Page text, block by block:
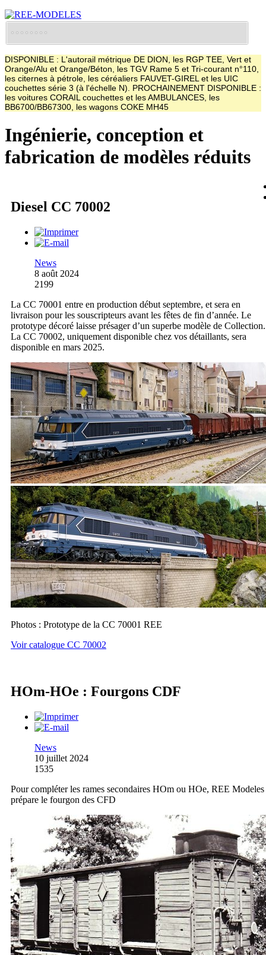
DISPONIBLE : L'autorail métrique DE DION, les RGP TEE, Vert et
Orange/Alu et Orange/Béton, les TGV Rame 5 et Tri-courant n°110,
les citernes à pétrole, les céréaliers FAUVET-GIREL et les UIC
couchettes série 3 (à l'échelle N). PROCHAINEMENT DISPONIBLE :
les voitures CORAIL couchettes et les AMBULANCES, les
BB6700/BB67300, les wagons COKE MH45
Ingénierie, conception et
fabrication de modèles réduits
Diesel CC 70002
News
8 août 2024
2199
La CC 70001 entre en production début septembre, et sera en
livraison pour les souscripteurs avant les fêtes de fin d’année. Le
prototype décoré laisse présager d’un superbe modèle de Collection.
La CC 70002, uniquement disponible chez vos détaillants, sera
disponible en mars 2025.
Photos : Prototype de la CC 70001 REE
Voir catalogue CC 70002
HOm-HOe : Fourgons CDF
News
10 juillet 2024
1535
Pour compléter les rames secondaires HOm ou HOe, REE Modeles
prépare le fourgon des CFD